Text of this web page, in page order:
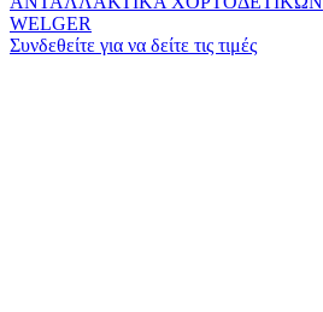
WELGER
Συνδεθείτε για να δείτε τις τιμές